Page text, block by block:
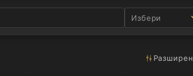
Избери
Разширен